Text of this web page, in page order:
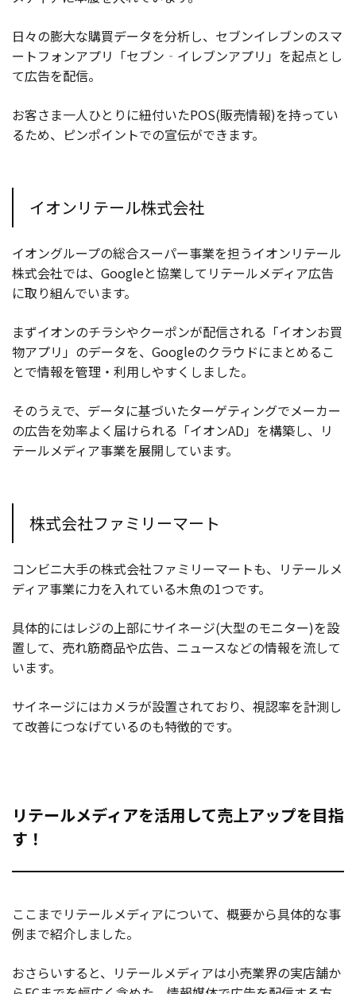
日々の膨大な購買データを分析し、セブンイレブンのスマ
ートフォンアプリ「セブン‐イレブンアプリ」を起点とし
て広告を配信。
お客さま一人ひとりに紐付いたPOS(販売情報)を持ってい
るため、ピンポイントでの宣伝ができます。
イオンリテール株式会社
イオングループの総合スーパー事業を担うイオンリテール
株式会社では、Googleと協業してリテールメディア広告
に取り組んでいます。
まずイオンのチラシやクーポンが配信される「イオンお買
物アプリ」のデータを、Googleのクラウドにまとめるこ
とで情報を管理・利用しやすくしました。
そのうえで、データに基づいたターゲティングでメーカー
の広告を効率よく届けられる「イオンAD」を構築し、リ
テールメディア事業を展開しています。
株式会社ファミリーマート
コンビニ大手の株式会社ファミリーマートも、リテールメ
ディア事業に力を入れている木魚の1つです。
具体的にはレジの上部にサイネージ(大型のモニター)を設
置して、売れ筋商品や広告、ニュースなどの情報を流して
います。
サイネージにはカメラが設置されており、視認率を計測し
て改善につなげているのも特徴的です。
リテールメディアを活用して売上アップを目指
す！
ここまでリテールメディアについて、概要から具体的な事
例まで紹介しました。
おさらいすると、リテールメディアは小売業界の実店舗か